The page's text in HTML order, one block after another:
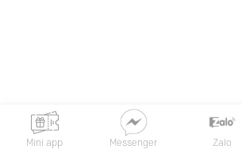
Mini app Messenger Zalo